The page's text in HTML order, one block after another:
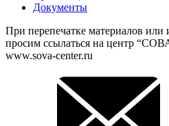
Документы
При перепечатке материалов
просим ссылаться на центр
www.sova-center.ru